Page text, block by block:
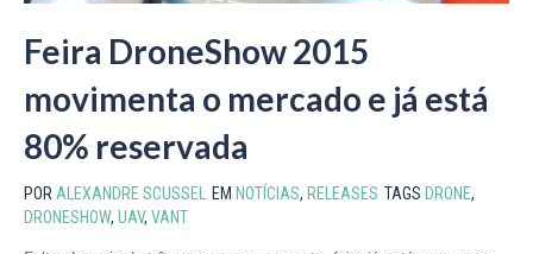
Feira DroneShow 2015
movimenta o mercado e já está
80% reservada
PORALEXANDRE SCUSSEL EM NOTÍCIAS, RELEASES TAGS DRONE,
DRONESHOW, UAV, VANT